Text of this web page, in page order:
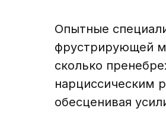
Опытные
фрустрирующей
сколько
нарциссическим
обесценивая